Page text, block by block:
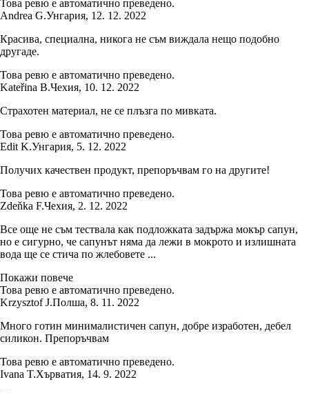
Това ревю е автоматично преведено.
Andrea G.Унгария, 12. 12. 2022
Красива, специална, никога не съм виждала нещо подобно
другаде.
Това ревю е автоматично преведено.
Kateřina B.Чехия, 10. 12. 2022
Страхотен материал, не се плъзга по мивката.
Това ревю е автоматично преведено.
Edit K.Унгария, 5. 12. 2022
Получих качествен продукт, препоръчвам го на другите!
Това ревю е автоматично преведено.
Zdeňka F.Чехия, 2. 12. 2022
Все още не съм тествала как подложката задържа мокър сапун,
но е сигурно, че сапунът няма да лежи в мокрото и излишната
вода ще се стича по жлебовете ...
Покажи повече
Това ревю е автоматично преведено.
Krzysztof J.Полша, 8. 11. 2022
Много готин минималистичен сапун, добре изработен, дебел
силикон. Препоръчвам
Това ревю е автоматично преведено.
Ivana T.Хърватия, 14. 9. 2022